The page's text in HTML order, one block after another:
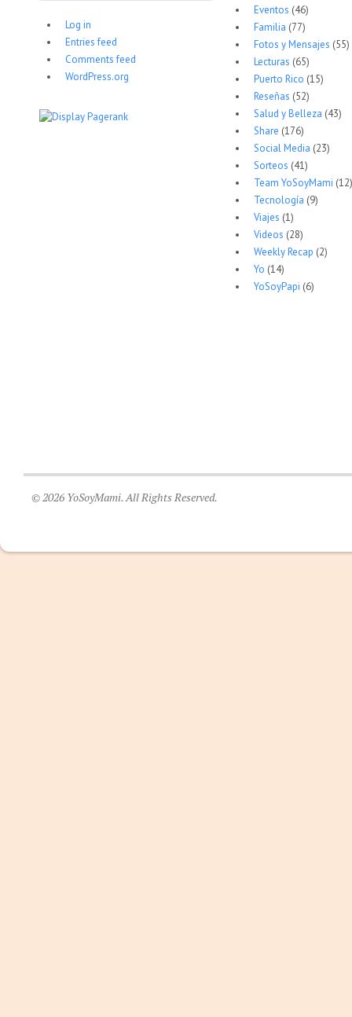
Log in
Entries feed
Comments feed
WordPress.org
Eventos (46)
Familia (77)
Fotos y Mensajes (55)
Lecturas (65)
Puerto Rico (15)
Reseñas (52)
Salud y Belleza (43)
Share (176)
Social Media (23)
Sorteos (41)
Team YoSoyMami (12)
Tecnología (9)
Viajes (1)
Videos (28)
Weekly Recap (2)
Yo (14)
YoSoyPapi (6)
© 2026 YoSoyMami. All Rights Reserved.